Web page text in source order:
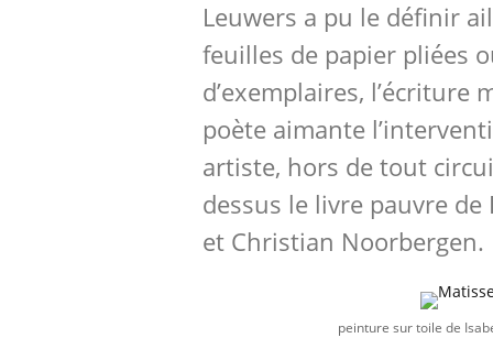
Leuwers a pu le définir
feuilles de papier pliées
d’exemplaires, l’écriture
poète aimante
artiste, hors de tout
dessus le livre pauvre de
et Christian Noorbergen.
peinture sur toile de